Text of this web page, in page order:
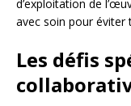
d’exploitation de
avec soin pour éviter
Les défis